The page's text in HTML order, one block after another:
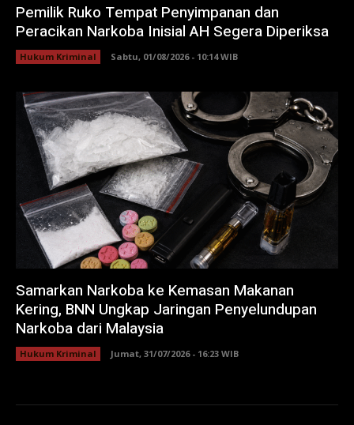
Pemilik Ruko Tempat Penyimpanan dan
Peracikan Narkoba Inisial AH Segera Diperiksa
Hukum Kriminal Sabtu, 01/08/2026 - 10:14 WIB
Samarkan Narkoba ke Kemasan Makanan
Kering, BNN Ungkap Jaringan Penyelundupan
Narkoba dari Malaysia
Hukum Kriminal Jumat, 31/07/2026 - 16:23 WIB